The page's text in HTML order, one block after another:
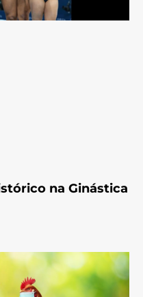
na Ginástica